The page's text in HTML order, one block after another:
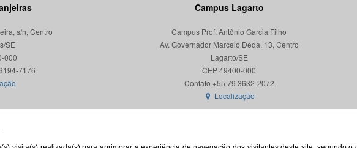
s/n, Centro
SE
000
Campus Lagarto
Campus Prof. Antônio Garcia Filho
Av. Governador Marcelo Déda, 13, Centro
Lagarto/SE
CEP 49400-000
Localização